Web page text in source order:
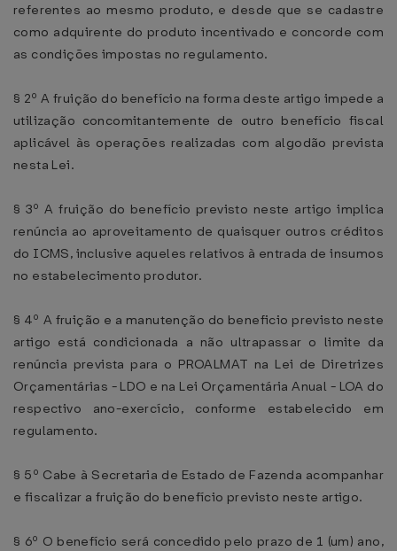
referentes ao mesmo produto, e desde que se cadastre
como adquirente do produto incentivado e concorde com
as condições impostas no regulamento.
§ 2º A fruição do benefício na forma deste artigo impede a
utilização concomitantemente de outro benefício fiscal
aplicável às operações realizadas com algodão prevista
nesta Lei.
§ 3º A fruição do benefício previsto neste artigo implica
renúncia ao aproveitamento de quaisquer outros créditos
do ICMS, inclusive aqueles relativos à entrada de insumos
no estabelecimento produtor.
§ 4º A fruição e a manutenção do beneficio previsto neste
artigo está condicionada a não ultrapassar o limite da
renúncia prevista para o PROALMAT na Lei de Diretrizes
Orçamentárias - LDO e na Lei Orçamentária Anual - LOA do
respectivo ano-exercício, conforme estabelecido em
regulamento.
§ 5º Cabe à Secretaria de Estado de Fazenda acompanhar
e fiscalizar a fruição do benefício previsto neste artigo.
§ 6º O benefício será concedido pelo prazo de 1 (um) ano,